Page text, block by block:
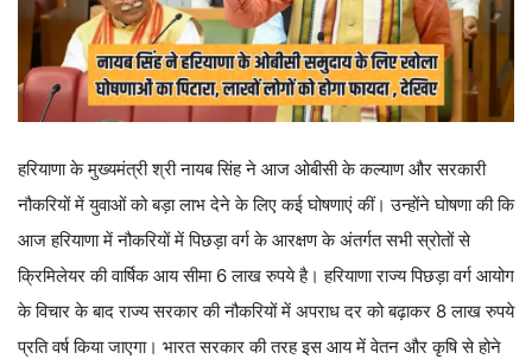
हरियाणा के मुख्यमंत्री श्री नायब सिंह ने आज ओबीसी के कल्याण और सरकारी
नौकरियों में युवाओं को बड़ा लाभ देने के लिए कई घोषणाएं कीं। उन्होंने घोषणा की कि
आज हरियाणा में नौकरियों में पिछड़ा वर्ग के आरक्षण के अंतर्गत सभी स्रोतों से
क्रिमिलेयर की वार्षिक आय सीमा 6 लाख रुपये है। हरियाणा राज्य पिछड़ा वर्ग आयोग
के विचार के बाद राज्य सरकार की नौकरियों में अपराध दर को बढ़ाकर 8 लाख रुपये
प्रति वर्ष किया जाएगा। भारत सरकार की तरह इस आय में वेतन और कृषि से होने